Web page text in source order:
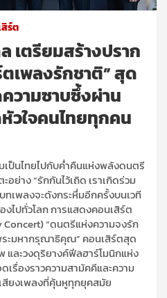
ร์ต
เตรียมสร้างปราก
เพลงรักชาติ” สุด
วามซาบซึ้งผ่าน
วใจคนไทยทุกคน
ป็นไทยไปกับค่ำคืนแห่งพลังดนตรี
ย่าง “รักกันไว้เถิด เราเกิดร่วม
เพลงจะดังกระหึ่มอีกครั้งบนเวที
งไปทั่วโลก การแสดงคอนเสิร์ต
“ดนตรีแห่งความจงรัก
ะมหากรุณาธิคุณ” คอนเสิร์ตสุด
ละวงดุริยางค์ฟีลฮาร์โมนิกแห่ง
เรื่องราวความสามัคคีและความ
สียงเพลงที่คุ้นหูทุกยุคสมัย